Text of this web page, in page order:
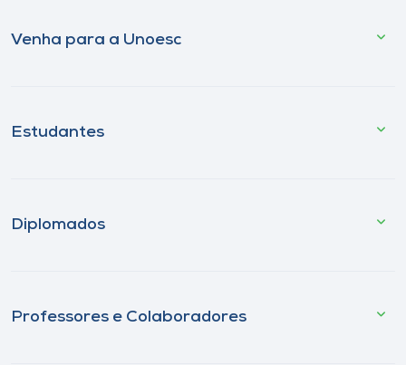
Venha para a Unoesc
Estudantes
Diplomados
Professores e Colaboradores